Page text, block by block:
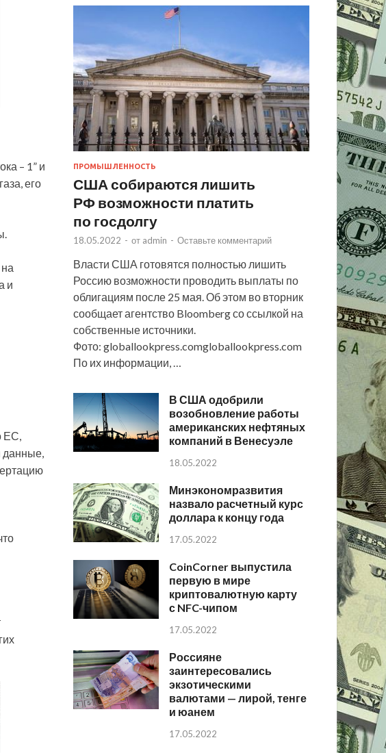
– 1” и
его
и
ЕС,
данные,
ПРОМЫШЛЕННОСТЬ
США собираются лишить
РФ возможности платить
по госдолгу
18.05.2022 - от admin - Оставьте комментарий
Власти США готовятся полностью лишить
Россию возможности проводить выплаты по
облигациям после 25 мая. Об этом во вторник
сообщает агентство Bloomberg со ссылкой на
собственные источники.
Фото: globallookpress.comgloballookpress.com
По их информации, …
В США одобрили
возобновление работы
американских нефтяных
компаний в Венесуэле
18.05.2022
Минэкономразвития
назвало расчетный курс
доллара к концу года
17.05.2022
CoinCorner выпустила
первую в мире
криптовалютную карту
с NFC-чипом
17.05.2022
Россияне
заинтересовались
экзотическими
валютами — лирой, тенге
и юанем
17.05.2022